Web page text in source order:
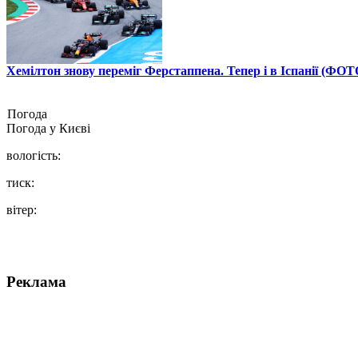
Хемілтон знову переміг Ферстаппена. Тепер і в Іспанії
Погода
Погода у Києві
вологість:
тиск:
вітер:
Реклама